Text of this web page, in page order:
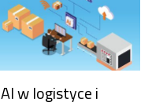
AI w logistyce i